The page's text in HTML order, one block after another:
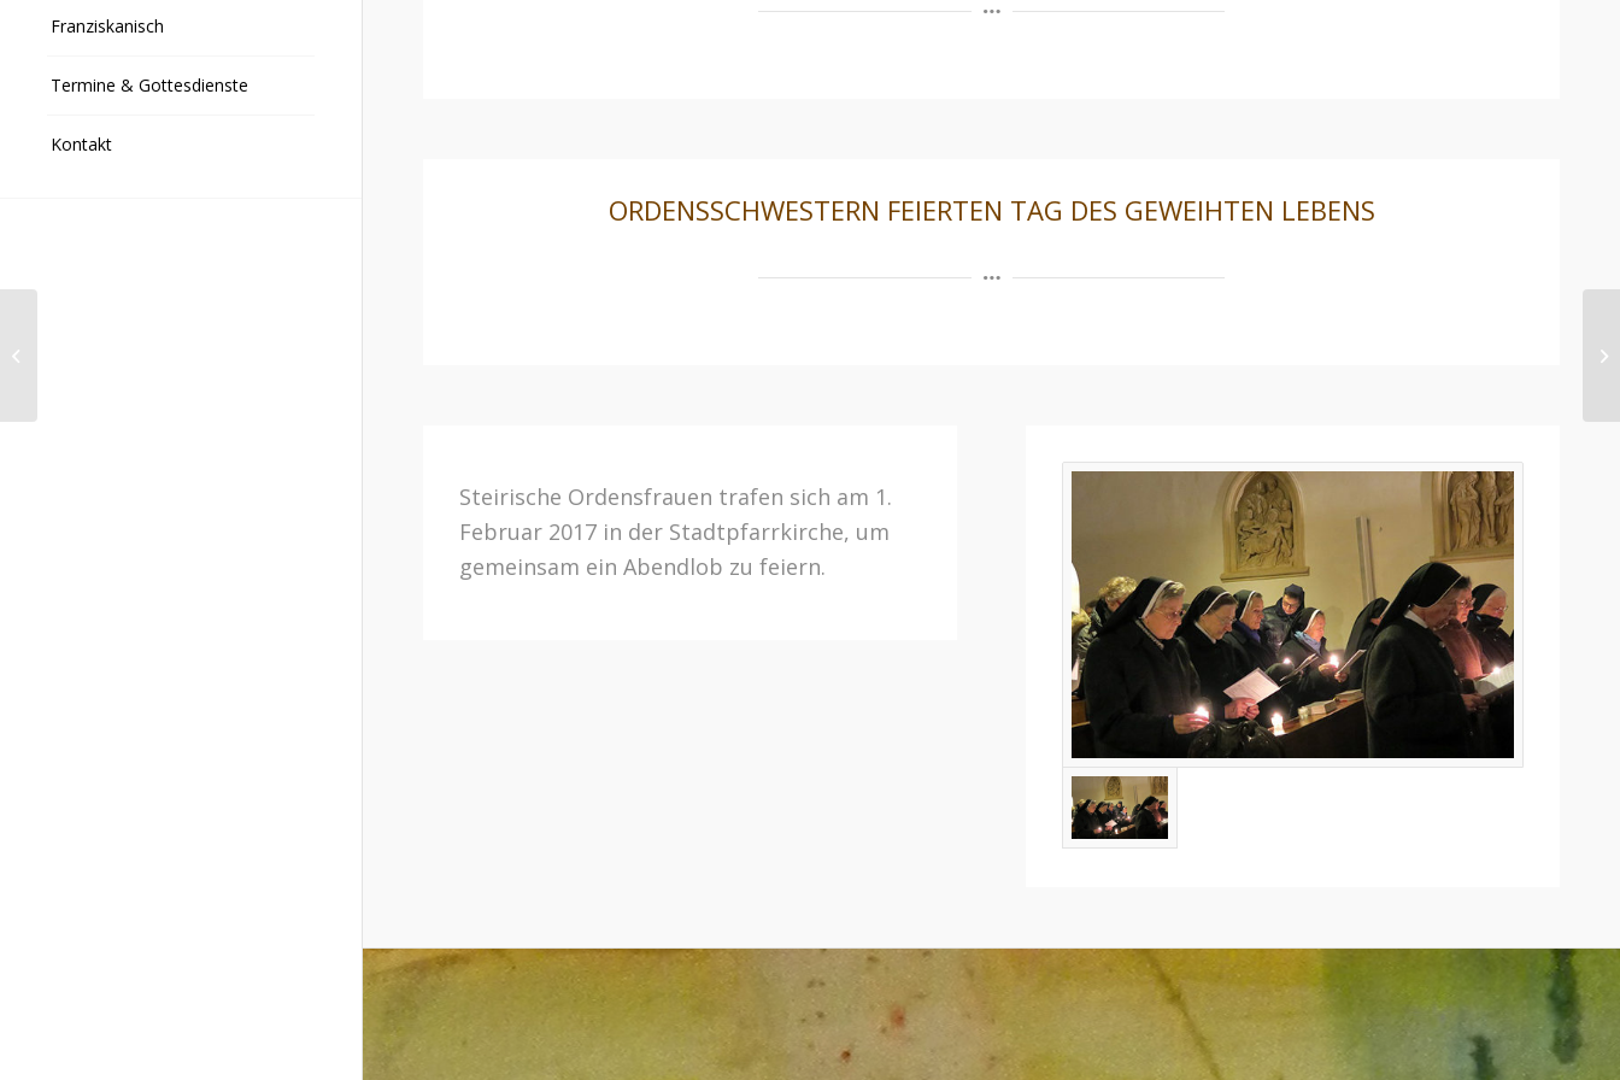
Franziskanisch
Termine & Gottesdienste
Kontakt
ORDENSSCHWESTERN FEIERTEN TAG DES GEWEIHTEN LEBENS
Steirische Ordensfrauen trafen sich am 1.
Februar 2017 in der Stadtpfarrkirche, um
gemeinsam ein Abendlob zu feiern.